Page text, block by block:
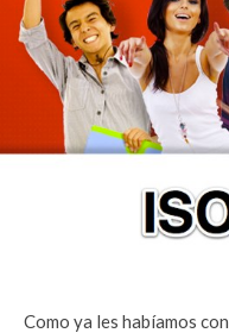
Como ya les habíamos